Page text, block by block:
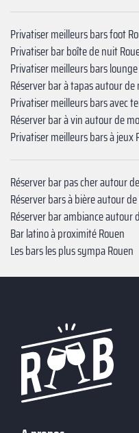
Privatiser meilleurs bars foot
Privatiser bar boîte de nuit
Privatiser meilleurs bars
Réserver bar à tapas autour de
Privatiser meilleurs bars avec
Réserver bar à vin autour de
Privatiser meilleurs bars à jeux
Réserver bar pas cher autour
Réserver bars à bière autour
Réserver bar ambiance autour
Bar latino à proximité Rouen
Les bars les plus sympa Rouen